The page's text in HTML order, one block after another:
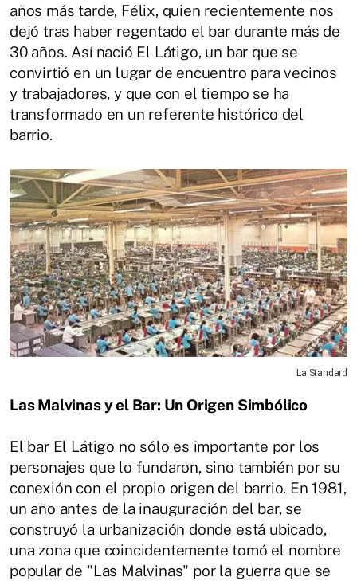
años más tarde, Félix, quien recientemente nos
dejó tras haber regentado el bar durante más de
30 años. Así nació El Látigo, un bar que se
convirtió en un lugar de encuentro para vecinos
y trabajadores, y que con el tiempo se ha
transformado en un referente histórico del
barrio.
La Standard
Las Malvinas y el Bar: Un Origen Simbólico
El bar El Látigo no sólo es importante por los
personajes que lo fundaron, sino también por su
conexión con el propio origen del barrio. En 1981,
un año antes de la inauguración del bar, se
construyó la urbanización donde está ubicado,
una zona que coincidentemente tomó el nombre
popular de "Las Malvinas" por la guerra que se